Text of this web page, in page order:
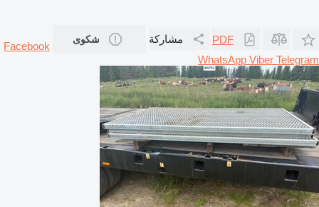
PDF مشاركة شكوى
Facebook
WhatsApp Viber Telegram